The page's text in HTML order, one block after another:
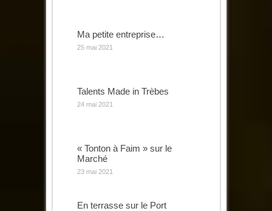
Ma petite entreprise…
25 mai 2021
Talents Made in Trèbes
24 mai 2021
« Tonton à Faim » sur le
Marché
23 mai 2021
En terrasse sur le Port